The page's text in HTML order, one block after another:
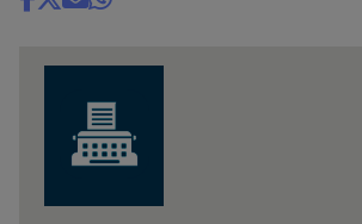
Share